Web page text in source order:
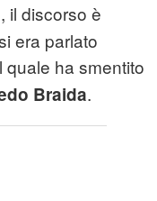
, il discorso è
era parlato
quale ha smentito
Braida.